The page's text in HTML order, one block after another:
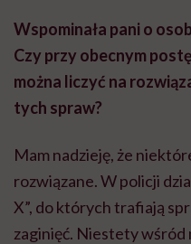
Wspominała pani o
Czy przy obecnym
można liczyć na
tych spraw?
Mam nadzieję, że
rozwiązane. W policji
X”, do których trafiają
zaginięć. Niestety wśród